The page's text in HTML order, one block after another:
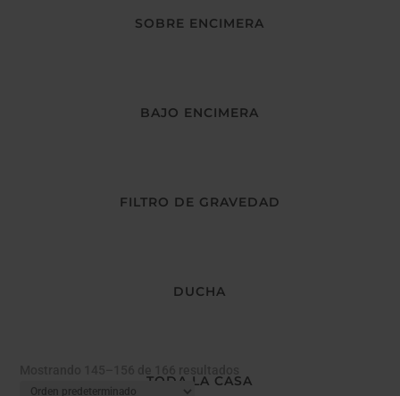
SOBRE ENCIMERA
BAJO ENCIMERA
FILTRO DE GRAVEDAD
DUCHA
TODA LA CASA